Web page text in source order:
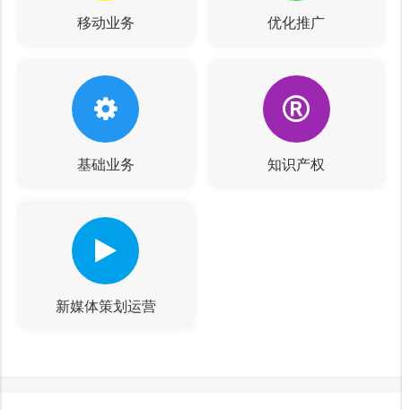
移动业务 优化推广
基础业务 知识产权
新媒体策划运营